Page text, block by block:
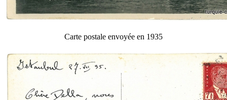
Carte postale envoyée en 1935